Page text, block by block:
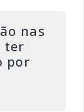
nas
ter
por